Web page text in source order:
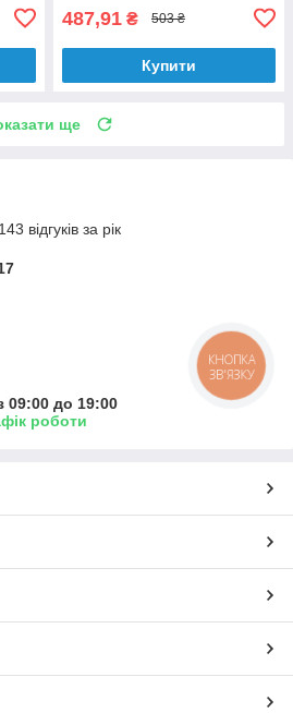
487,91 ₴ 503 ₴
Купити
ще
відгуків за рік
09:00 до 19:00
роботи
КНОПКА
ЗВ'ЯЗКУ